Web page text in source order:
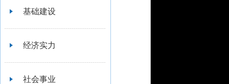
基础建设
经济实力
社会事业